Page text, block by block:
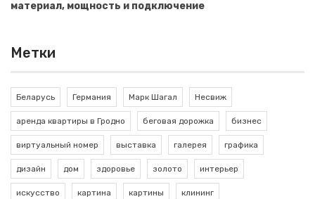
материал, мощность и подключение
Метки
Беларусь Германия Марк Шагал Несвиж
аренда квартиры в Гродно беговая дорожка бизнес
виртуальный номер выставка галерея графика
дизайн дом здоровье золото интерьер
искусство картина картины клининг